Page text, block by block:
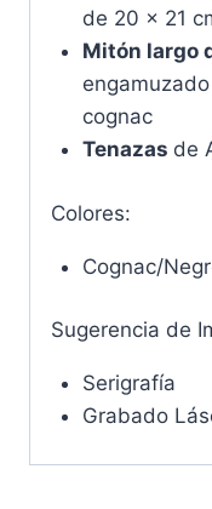
de 20 x 21
Mitón largo
cognac
Tenazas de
Colores:
Cognac/
Sugerencia de
Serigrafía
Grabado